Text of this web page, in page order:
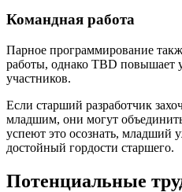
Командная работа
Парное программирование
работы, однако TBD повышает
участников.
Если старший разработчик
младшим, они могут
успеют это осознать, младший
достойный гордости старшего.
Потенциальные